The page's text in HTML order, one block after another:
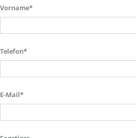
Vorname*
Telefon*
E-Mail*